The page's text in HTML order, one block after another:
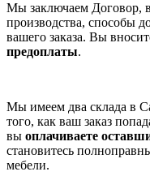
Мы заключаем Договор,
производства, способы
вашего заказа. Вы
предоплаты.
Мы имеем два склада в
того, как ваш заказ
вы оплачиваете
становитесь
мебели.